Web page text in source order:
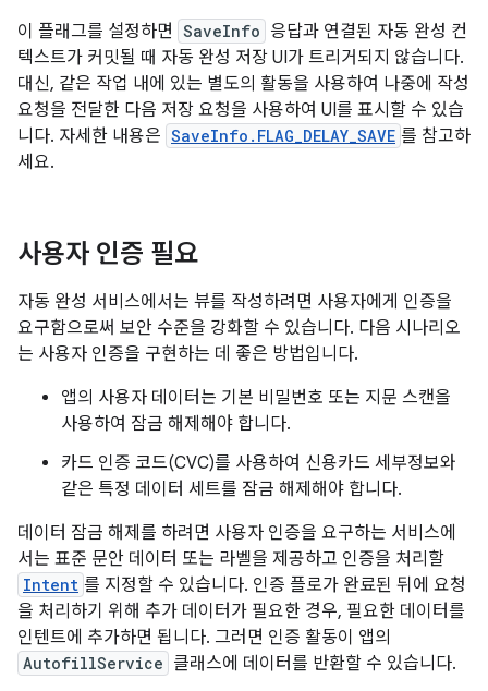
이 플래그를 설정하면 SaveInfo 응답과 연결된 자동 완성 컨
텍스트가 커밋될 때 자동 완성 저장 UI가 트리거되지 않습니다.
대신, 같은 작업 내에 있는 별도의 활동을 사용하여 나중에 작성
요청을 전달한 다음 저장 요청을 사용하여 UI를 표시할 수 있습
니다. 자세한 내용은 SaveInfo.FLAG_DELAY_SAVE 를 참고하
세요.
사용자 인증 필요
자동 완성 서비스에서는 뷰를 작성하려면 사용자에게 인증을
요구함으로써 보안 수준을 강화할 수 있습니다. 다음 시나리오
는 사용자 인증을 구현하는 데 좋은 방법입니다.
앱의 사용자 데이터는 기본 비밀번호 또는 지문 스캔을
사용하여 잠금 해제해야 합니다.
카드 인증 코드(CVC)를 사용하여 신용카드 세부정보와
같은 특정 데이터 세트를 잠금 해제해야 합니다.
데이터 잠금 해제를 하려면 사용자 인증을 요구하는 서비스에
서는 표준 문안 데이터 또는 라벨을 제공하고 인증을 처리할
Intent 를 지정할 수 있습니다. 인증 플로가 완료된 뒤에 요청
을 처리하기 위해 추가 데이터가 필요한 경우, 필요한 데이터를
인텐트에 추가하면 됩니다. 그러면 인증 활동이 앱의
AutofillService 클래스에 데이터를 반환할 수 있습니다.